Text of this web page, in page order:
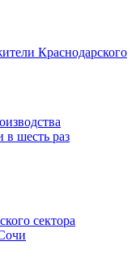
Краснодарского
в шесть раз
сектора